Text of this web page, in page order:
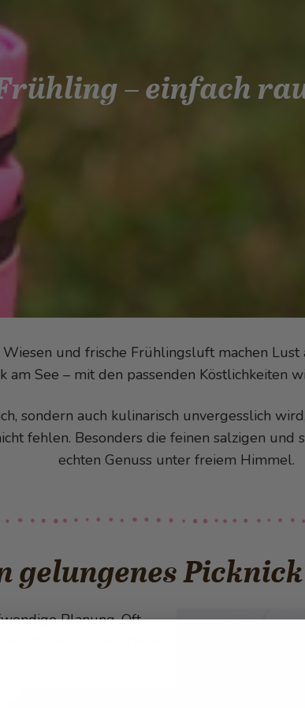
– einfach
und frische Frühlingsluft machen
am See – mit den passenden Köstlichkeiten
sondern auch kulinarisch unvergesslich
fehlen. Besonders die feinen salzigen
echten Genuss unter freiem Himmel.
gelungenes
Planung. Oft
Picknick Decke